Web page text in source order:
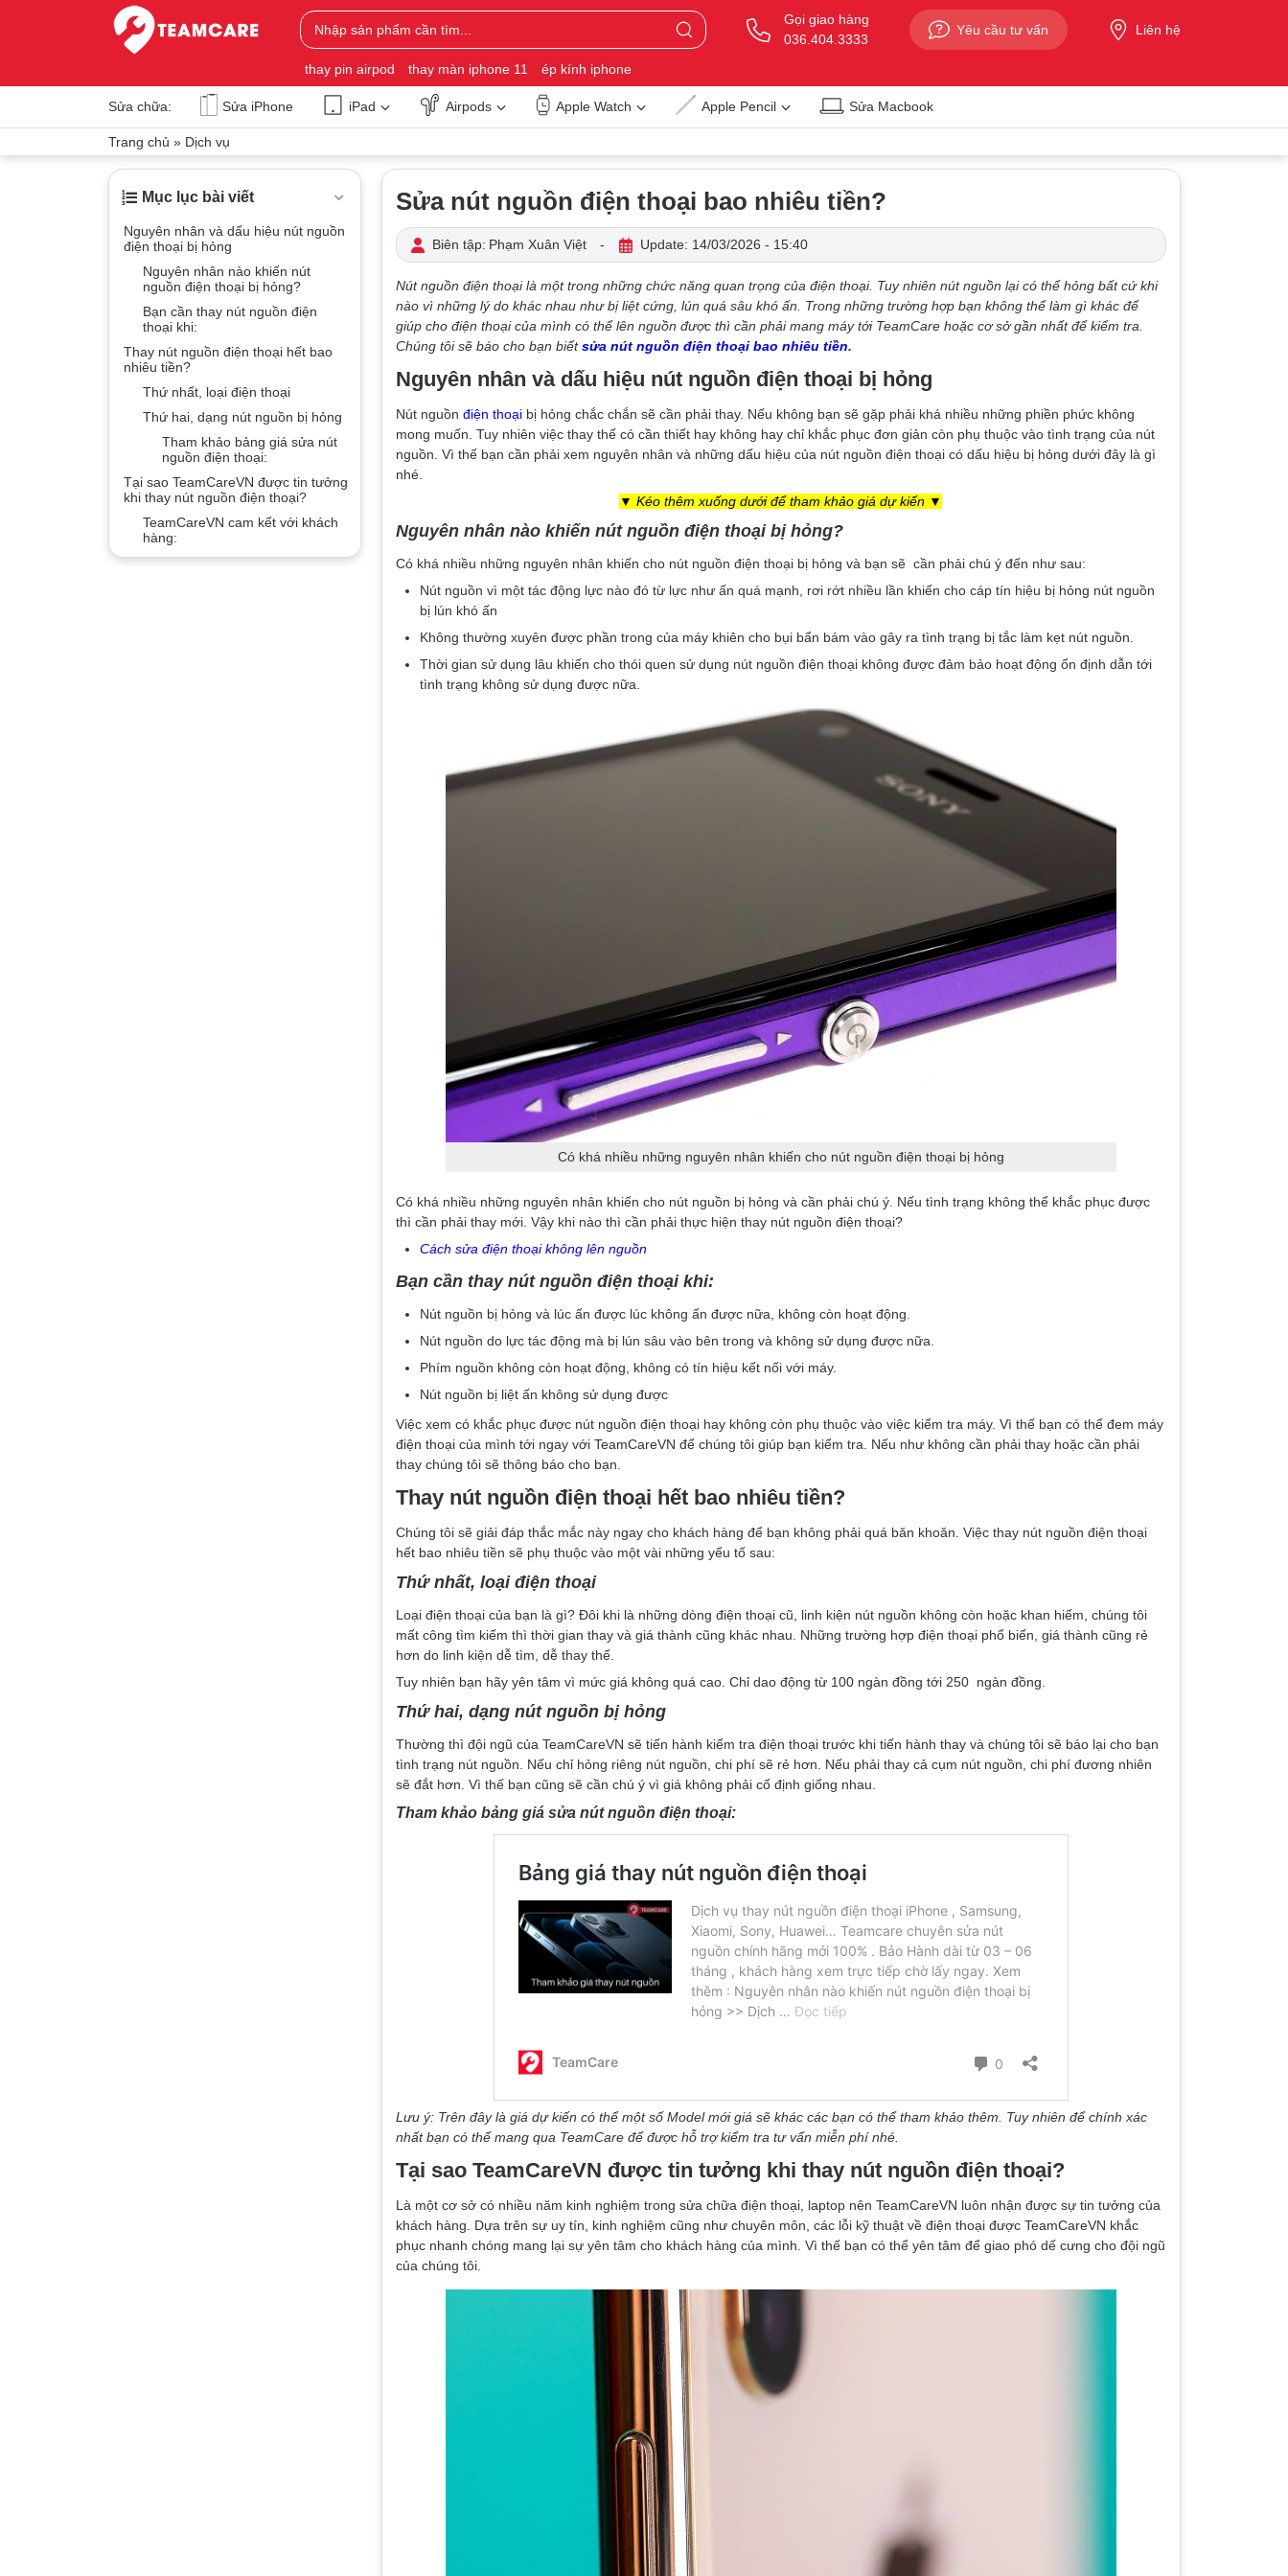
Gọi giao hàng
036.404.3333
Yêu cầu tư vấn Liên hệ
thay pin airpod thay màn iphone 11 ép kính iphone
Sửa chữa: Sửa iPhone iPad Airpods Apple Watch Apple Pencil Sửa Macbook
Trang chủ » Dịch vụ
Mục lục bài viết
Nguyên nhân và dấu hiệu nút nguồn
điện thoại bị hỏng
Nguyên nhân nào khiến nút
nguồn điện thoại bị hỏng?
Bạn cần thay nút nguồn điện
thoại khi:
Thay nút nguồn điện thoại hết bao
nhiêu tiền?
Thứ nhất, loại điện thoại
Thứ hai, dạng nút nguồn bị hỏng
Tham khảo bảng giá sửa nút
nguồn điện thoại:
Tại sao TeamCareVN được tin tưởng
khi thay nút nguồn điện thoại?
TeamCareVN cam kết với khách
hàng:
Sửa nút nguồn điện thoại bao nhiêu tiền?
Biên tập: Phạm Xuân Việt - Update: 14/03/2026 - 15:40
Nút nguồn điện thoại là một trong những chức năng quan trọng của điện thoại. Tuy nhiên nút nguồn lại có thể hỏng bất cứ khi
nào vì những lý do khác nhau như bị liệt cứng, lún quá sâu khó ấn. Trong những trường hợp bạn không thể làm gì khác để
giúp cho điện thoại của mình có thể lên nguồn được thì cần phải mang máy tới TeamCare hoặc cơ sở gần nhất để kiểm tra.
Chúng tôi sẽ báo cho bạn biếtsửa nút nguồn điện thoại bao nhiêu tiền.
Nguyên nhân và dấu hiệu nút nguồn điện thoại bị hỏng
Nút nguồn điện thoạibị hỏng chắc chắn sẽ cần phải thay. Nếu không bạn sẽ gặp phải khá nhiều những phiền phức không
mong muốn. Tuy nhiên việc thay thế có cần thiết hay không hay chỉ khắc phục đơn giản còn phụ thuộc vào tình trạng của nút
nguồn. Vì thế bạn cần phải xem nguyên nhân và những dấu hiệu của nút nguồn điện thoại có dấu hiệu bị hỏng dưới đây là gì
nhé.
▼ Kéo thêm xuống dưới để tham khảo giá dự kiến ▼
Nguyên nhân nào khiến nút nguồn điện thoại bị hỏng?
Có khá nhiều những nguyên nhân khiến cho nút nguồn điện thoại bị hỏng và bạn sẽ cần phải chú ý đến như sau:
Nút nguồn vì một tác động lực nào đó từ lực như ấn quá mạnh, rơi rớt nhiều lần khiến cho cáp tín hiệu bị hỏng nút nguồn
bị lún khó ấn
Không thường xuyên được phần trong của máy khiên cho bụi bẩn bám vào gây ra tình trạng bị tắc làm kẹt nút nguồn.
Thời gian sử dụng lâu khiến cho thói quen sử dụng nút nguồn điện thoại không được đảm bảo hoạt động ổn định dẫn tới
tình trạng không sử dụng được nữa.
Có khá nhiều những nguyên nhân khiến cho nút nguồn điện thoại bị hỏng
Có khá nhiều những nguyên nhân khiến cho nút nguồn bị hỏng và cần phải chú ý. Nếu tình trạng không thể khắc phục được
thì cần phải thay mới. Vậy khi nào thì cần phải thực hiện thay nút nguồn điện thoại?
Cách sửa điện thoại không lên nguồn
Bạn cần thay nút nguồn điện thoại khi:
Nút nguồn bị hỏng và lúc ấn được lúc không ấn được nữa, không còn hoạt động.
Nút nguồn do lực tác động mà bị lún sâu vào bên trong và không sử dụng được nữa.
Phím nguồn không còn hoạt động, không có tín hiệu kết nối với máy.
Nút nguồn bị liệt ấn không sử dụng được
Việc xem có khắc phục được nút nguồn điện thoại hay không còn phụ thuộc vào việc kiểm tra máy. Vì thế bạn có thể đem máy
điện thoại của mình tới ngay với TeamCareVN để chúng tôi giúp bạn kiểm tra. Nếu như không cần phải thay hoặc cần phải
thay chúng tôi sẽ thông báo cho bạn.
Thay nút nguồn điện thoại hết bao nhiêu tiền?
Chúng tôi sẽ giải đáp thắc mắc này ngay cho khách hàng để bạn không phải quá băn khoăn. Việc thay nút nguồn điện thoại
hết bao nhiêu tiền sẽ phụ thuộc vào một vài những yếu tố sau:
Thứ nhất, loại điện thoại
Loại điện thoại của bạn là gì? Đôi khi là những dòng điện thoại cũ, linh kiện nút nguồn không còn hoặc khan hiếm, chúng tôi
mất công tìm kiếm thì thời gian thay và giá thành cũng khác nhau. Những trường hợp điện thoại phổ biến, giá thành cũng rẻ
hơn do linh kiện dễ tìm, dễ thay thế.
Tuy nhiên bạn hãy yên tâm vì mức giá không quá cao. Chỉ dao động từ 100 ngàn đồng tới 250 ngàn đồng.
Thứ hai, dạng nút nguồn bị hỏng
Thường thì đội ngũ của TeamCareVN sẽ tiến hành kiểm tra điện thoại trước khi tiến hành thay và chúng tôi sẽ báo lại cho bạn
tình trạng nút nguồn. Nếu chỉ hỏng riêng nút nguồn, chi phí sẽ rẻ hơn. Nếu phải thay cả cụm nút nguồn, chi phí đương nhiên
sẽ đắt hơn. Vì thế bạn cũng sẽ cần chú ý vì giá không phải cố định giống nhau.
Tham khảo bảng giá sửa nút nguồn điện thoại:
Lưu ý: Trên đây là giá dự kiến có thể một số Model mới giá sẽ khác các bạn có thể tham khảo thêm. Tuy nhiên để chính xác
nhất bạn có thể mang qua TeamCare để được hỗ trợ kiểm tra tư vấn miễn phí nhé.
Tại sao TeamCareVN được tin tưởng khi thay nút nguồn điện thoại?
Là một cơ sở có nhiều năm kinh nghiệm trong sửa chữa điện thoại, laptop nên TeamCareVN luôn nhận được sự tin tưởng của
khách hàng. Dựa trên sự uy tín, kinh nghiệm cũng như chuyên môn, các lỗi kỹ thuật về điện thoại được TeamCareVN khắc
phục nhanh chóng mang lại sự yên tâm cho khách hàng của mình. Vì thế bạn có thể yên tâm để giao phó dế cưng cho đội ngũ
của chúng tôi.